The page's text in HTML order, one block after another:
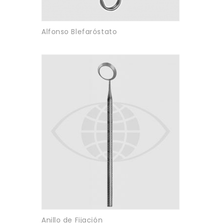
Alfonso Blefaróstato
Anillo de Fijación